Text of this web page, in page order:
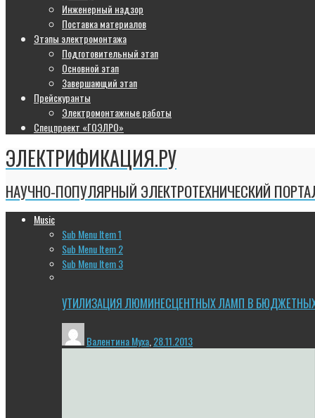
Инженерный надзор
Поставка материалов
Этапы электромонтажа
Подготовительный этап
Основной этап
Завершающий этап
Прейскуранты
Электромонтажные работы
Спецпроект «ГОЭЛРО»
ЭЛЕКТРИФИКАЦИЯ.РУ
НАУЧНО-ПОПУЛЯРНЫЙ ЭЛЕКТРОТЕХНИЧЕСКИЙ
Music
Sub Menu Item 1
Sub Menu Item 2
Sub Menu Item 3
УТИЛИЗАЦИЯ ЛЮМИНЕСЦЕНТНЫХ ЛАМП В
Валентина Муха 28.11.2013